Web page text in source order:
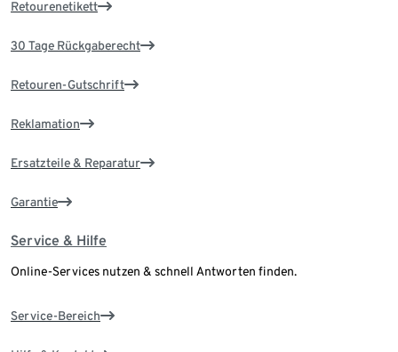
Retourenetikett
30 Tage Rückgaberecht
Retouren-Gutschrift
Reklamation
Ersatzteile & Reparatur
Garantie
Service & Hilfe
Online-Services nutzen & schnell Antworten finden.
Service-Bereich